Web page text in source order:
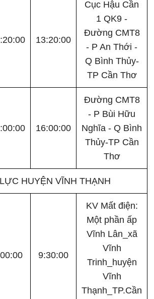
13:20:00
Cục Hậu Cần
1 QK9 -
Đường CMT8
- P An Thới -
Q Bình Thủy-
TP Cần Thơ
16:00:00
Đường CMT8
- P Bùi Hữu
Nghĩa - Q Bình
Thủy-TP Cần
Thơ
HUYỆN VĨNH THẠNH
9:30:00
KV Mất điện:
Một phần ấp
Vĩnh Lân_xã
Vĩnh
Trinh_huyện
Vĩnh
Thạnh_TP.Cần